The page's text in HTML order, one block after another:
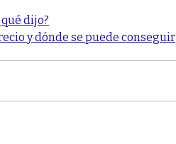
dijo?
y dónde se puede conseguir